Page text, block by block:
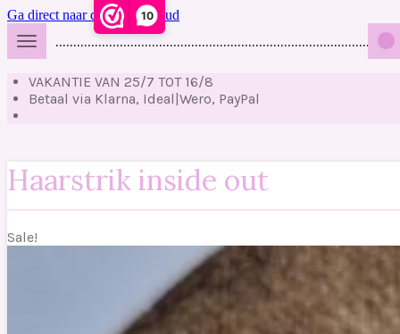
10
Ga direct naar de hoofdinhoud
VAKANTIE VAN 25/7 TOT 16/8
Betaal via Klarna, Ideal|Wero, PayPal
Haarstrik inside out
Sale!